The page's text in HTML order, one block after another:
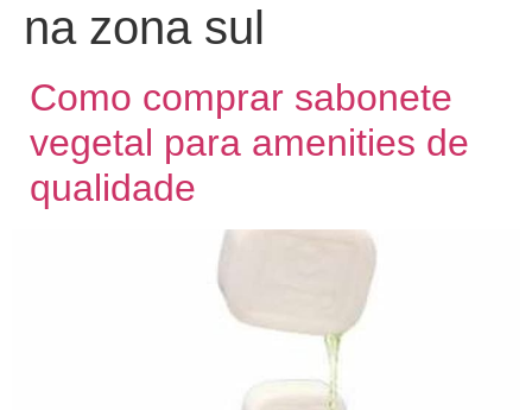
na zona sul
Como comprar sabonete
vegetal para amenities de
qualidade